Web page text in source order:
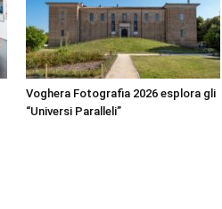
Voghera Fotografia 2026 esplora gli
“Universi Paralleli”